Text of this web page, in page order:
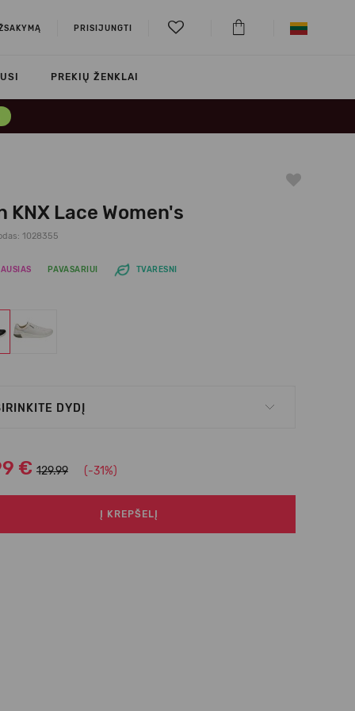
PRISIJUNGTI
PREKIŲ ŽENKLAI
KNX Lace Women's
1028355
PAVASARIUI TVARESNI
DYDĮ
€ 129.99 (-31%)
Į KREPŠELĮ